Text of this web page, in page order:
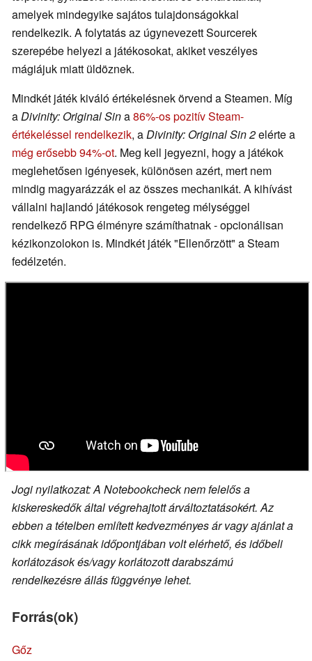
amelyek mindegyike sajátos tulajdonságokkal
rendelkezik. A folytatás az úgynevezett Sourcerek
szerepébe helyezi a játékosokat, akiket veszélyes
mágiájuk miatt üldöznek.
Mindkét játék kiváló értékelésnek örvend a Steamen. Míg
aDivinity: Original Sina86%-os pozitív Steam-
értékeléssel rendelkezik, aDivinity: Original Sin 2elérte a
még erősebb 94%-ot. Meg kell jegyezni, hogy a játékok
meglehetősen igényesek, különösen azért, mert nem
mindig magyarázzák el az összes mechanikát. A kihívást
vállalni hajlandó játékosok rengeteg mélységgel
rendelkező RPG élményre számíthatnak - opcionálisan
kézikonzolokon is. Mindkét játék "Ellenőrzött" a Steam
fedélzetén.
Jogi nyilatkozat: A Notebookcheck nem felelős a
kiskereskedők által végrehajtott árváltoztatásokért. Az
ebben a tételben említett kedvezményes ár vagy ajánlat a
cikk megírásának időpontjában volt elérhető, és időbeli
korlátozások és/vagy korlátozott darabszámú
rendelkezésre állás függvénye lehet.
Forrás(ok)
Gőz